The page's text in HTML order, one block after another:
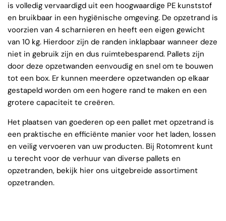
is volledig vervaardigd uit een hoogwaardige PE kunststof
en bruikbaar in een hygiënische omgeving. De opzetrand is
voorzien van 4 scharnieren en heeft een eigen gewicht
van 10 kg. Hierdoor zijn de randen inklapbaar wanneer deze
niet in gebruik zijn en dus ruimtebesparend. Pallets zijn
door deze opzetwanden eenvoudig en snel om te bouwen
tot een box. Er kunnen meerdere opzetwanden op elkaar
gestapeld worden om een hogere rand te maken en een
grotere capaciteit te creëren.
Het plaatsen van goederen op een pallet met opzetrand is
een praktische en efficiënte manier voor het laden, lossen
en veilig vervoeren van uw producten. Bij Rotomrent kunt
u terecht voor de verhuur van diverse pallets en
opzetranden, bekijk hier ons uitgebreide assortiment
opzetranden.